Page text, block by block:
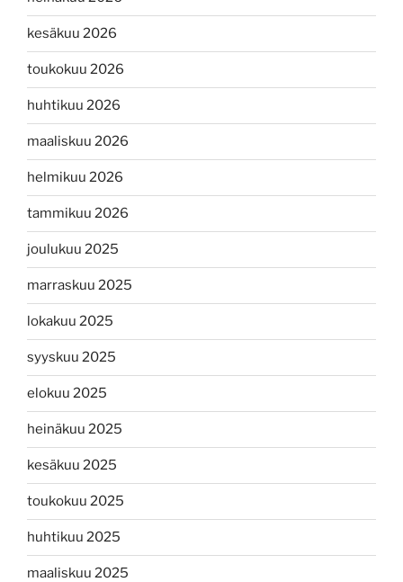
kesäkuu 2026
toukokuu 2026
huhtikuu 2026
maaliskuu 2026
helmikuu 2026
tammikuu 2026
joulukuu 2025
marraskuu 2025
lokakuu 2025
syyskuu 2025
elokuu 2025
heinäkuu 2025
kesäkuu 2025
toukokuu 2025
huhtikuu 2025
maaliskuu 2025